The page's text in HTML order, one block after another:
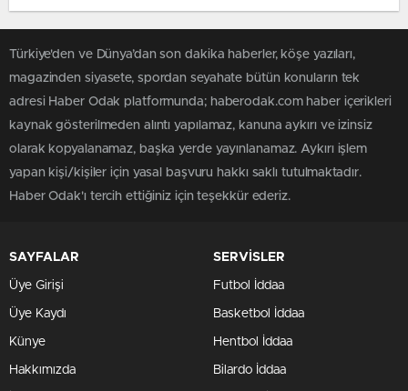
Türkiye'den ve Dünya’dan son dakika haberler, köşe yazıları,
magazinden siyasete, spordan seyahate bütün konuların tek
adresi Haber Odak platformunda; haberodak.com haber içerikleri
kaynak gösterilmeden alıntı yapılamaz, kanuna aykırı ve izinsiz
olarak kopyalanamaz, başka yerde yayınlanamaz. Aykırı işlem
yapan kişi/kişiler için yasal başvuru hakkı saklı tutulmaktadır.
Haber Odak'ı tercih ettiğiniz için teşekkür ederiz.
SAYFALAR
Üye Girişi
Üye Kaydı
Künye
Hakkımızda
SERVİSLER
Futbol İddaa
Basketbol İddaa
Hentbol İddaa
Bilardo İddaa